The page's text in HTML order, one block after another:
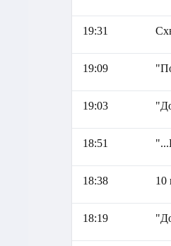
19:31
19:09
19:03
18:51
18:38 10
18:19